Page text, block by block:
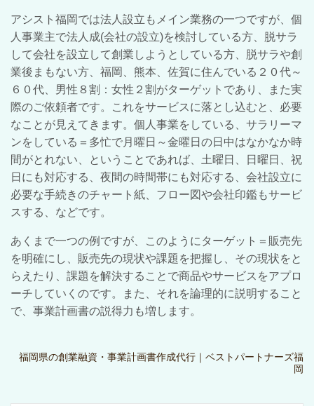
アシスト福岡では法人設立もメイン業務の一つですが、個
人事業主で法人成(会社の設立)を検討している方、脱サラ
して会社を設立して創業しようとしている方、脱サラや創
業後まもない方、福岡、熊本、佐賀に住んでいる２０代～
６０代、男性８割：女性２割がターゲットであり、また実
際のご依頼者です。これをサービスに落とし込むと、必要
なことが見えてきます。個人事業をしている、サラリーマ
ンをしている＝多忙で月曜日～金曜日の日中はなかなか時
間がとれない、ということであれば、土曜日、日曜日、祝
日にも対応する、夜間の時間帯にも対応する、会社設立に
必要な手続きのチャート紙、フロー図や会社印鑑もサービ
スする、などです。
あくまで一つの例ですが、このようにターゲット＝販売先
を明確にし、販売先の現状や課題を把握し、その現状をと
らえたり、課題を解決することで商品やサービスをアプロ
ーチしていくのです。また、それを論理的に説明すること
で、事業計画書の説得力も増します。
福岡県の創業融資・事業計画書作成代行｜ベストパートナーズ福
岡